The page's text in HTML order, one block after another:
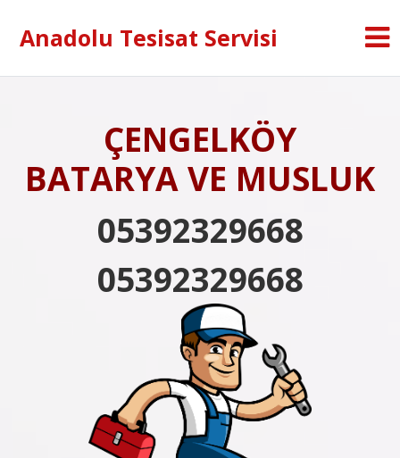
Anadolu Tesisat Servisi
ÇENGELKÖY
BATARYA VE MUSLUK
05392329668
05392329668